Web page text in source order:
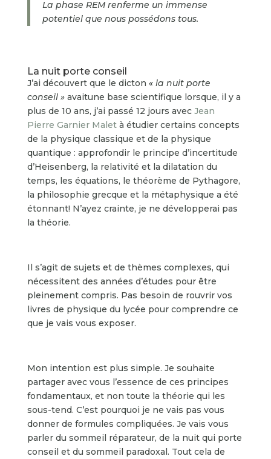
La phase REM renferme un immense
potentiel que nous possédons tous.
La nuit porte conseil
J’ai découvert que le dicton « la nuit porte
conseil » avaitune base scientifique lorsque, il y a
plus de 10 ans, j’ai passé 12 jours avec Jean
Pierre Garnier Maletà étudier certains concepts
de la physique classique et de la physique
quantique : approfondir le principe d’incertitude
d’Heisenberg, la relativité et la dilatation du
temps, les équations, le théorème de Pythagore,
la philosophie grecque et la métaphysique a été
étonnant! N’ayez crainte, je ne développerai pas
la théorie.
Il s’agit de sujets et de thèmes complexes, qui
nécessitent des années d’études pour être
pleinement compris. Pas besoin de rouvrir vos
livres de physique du lycée pour comprendre ce
que je vais vous exposer.
Mon intention est plus simple. Je souhaite
partager avec vous l’essence de ces principes
fondamentaux, et non toute la théorie qui les
sous-tend. C’est pourquoi je ne vais pas vous
donner de formules compliquées. Je vais vous
parler du sommeil réparateur, de la nuit qui porte
conseil et du sommeil paradoxal. Tout cela de